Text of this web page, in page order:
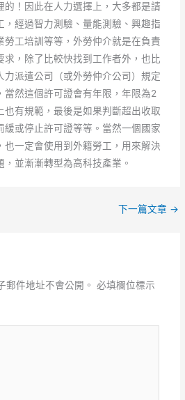
的！因此在人力選擇上，大多都是請
，經過智力測驗、量能測驗、興趣指
勞工培訓等等，外勞仲介就是在負責
求，除了比較快找到工作者外，也比
力派遣公司（或外勞仲介公司）規定
當然這個許可證會有年限，年限為2
也有規範，最後是如果判斷超出收取
緩或停止許可證等等。當然一個國家
也一定會使用到外籍勞工，用來解決
並漸漸轉型為高科技產業。
下一篇文章 →
郵件地址不會公開。 必填欄位標示